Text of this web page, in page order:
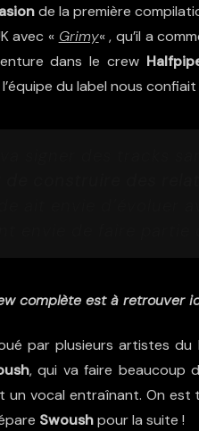
de la première
avec « Grimy« , qu’il a
dans le crew
du label nous
complète est à retrouver
par plusieurs artistes du
, qui va faire beaucoup
vocal entraînant. On
Swoushpour la suite !